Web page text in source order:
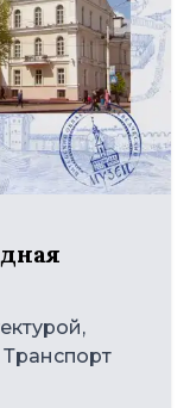
Транспорт